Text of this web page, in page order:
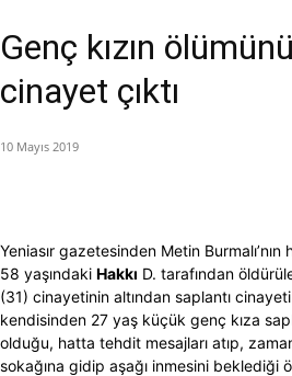
Genç kızın
cinayet çıktı
10 Mayıs 2019
Yeniasır gazetesinden Metin
58 yaşındaki Hakkı D. tarafından
(31) cinayetinin altından saplantı cinayeti
kendisinden 27 yaş küçük genç kıza
olduğu, hatta tehdit mesajları atıp,
sokağına gidip aşağı inmesini beklediği